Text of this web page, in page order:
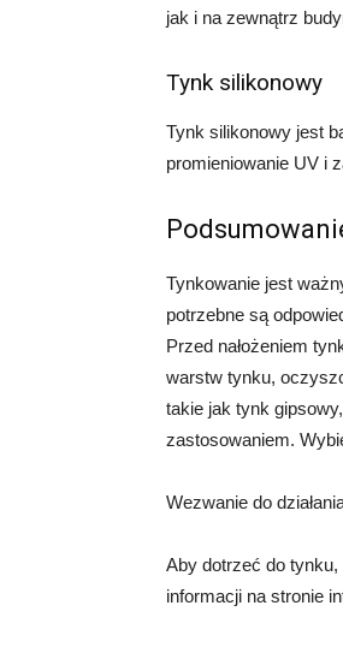
jak i na zewnątrz
Tynk silikonowy
Tynk silikonowy jest
promieniowanie UV i
Tynkowanie jest
potrzebne są
Przed nałożeniem
warstw tynku,
takie jak tynk
zastosowaniem.
Wezwanie do
Aby dotrzeć do
informacji na stronie